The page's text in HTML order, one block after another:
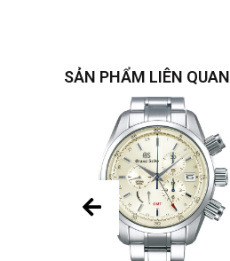
SẢN PHẨM LIÊN QUAN